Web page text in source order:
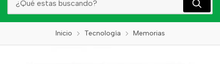
Inicio Tecnología Memorias